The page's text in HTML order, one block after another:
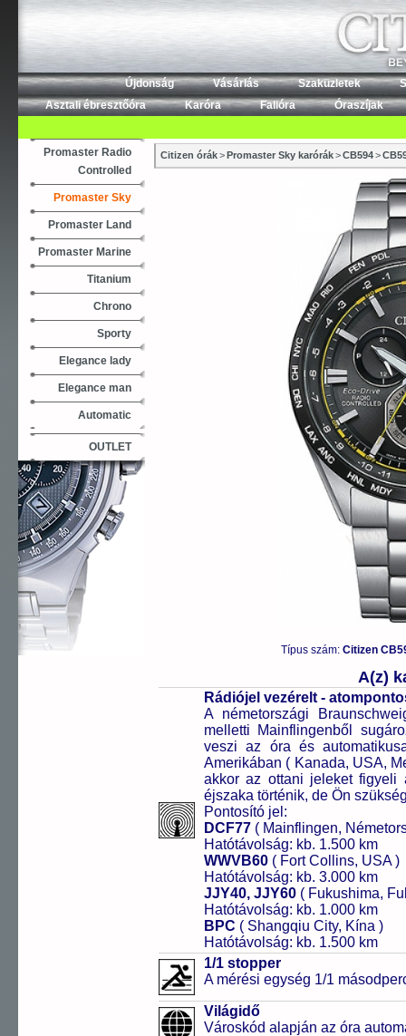
Újdonság Vásárlás Szaküzletek
Asztali ébresztőóra
Karóra Falióra Óraszíjak
Promaster Radio
Controlled
Promaster Sky
Promaster Land
Promaster Marine
Titanium
Chrono
Sporty
Elegance lady
Elegance man
Automatic
OUTLET
Citizen órák>Promaster Sky karórák>CB594>
Típus szám: Citizen
A(z)
Rádiójel vezérelt -
A németországi
melletti Mainflingenből
veszi az óra és
Amerikában ( Kanada, USA,
akkor az ottani jeleket figyeli
éjszaka történik, de Ön
Pontosító jel:
DCF77 ( Mainflingen,
Hatótávolság: kb. 1.500 km
WWVB60 ( Fort Collins, USA )
Hatótávolság: kb. 3.000 km
JJY40, JJY60 ( Fukushima,
Hatótávolság: kb. 1.000 km
BPC ( Shangqiu City, Kína )
Hatótávolság: kb. 1.500 km
1/1 stopper
A mérési egység 1/1
Világidő
Városkód alapján az óra